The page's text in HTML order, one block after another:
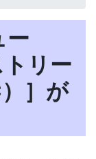
ー
リー
］が